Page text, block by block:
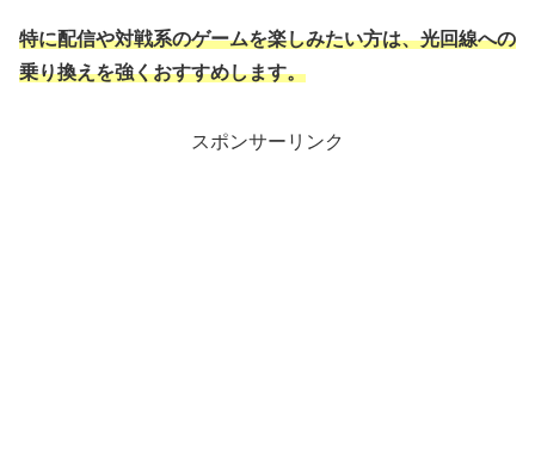
特に配信や対戦系のゲームを楽しみたい方は、光回線への
乗り換えを強くおすすめします。
スポンサーリンク